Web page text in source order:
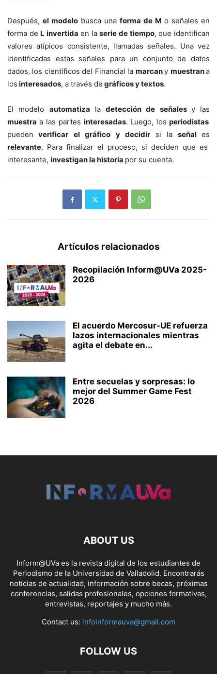
Después,el modelo busca una forma de M o señales en
forma de L invertida en laserie de tiempo, que identifican
valores atípicos consistente, llamadas señales. Una vez
identificadas estas señales para un conjunto de datos
dados, los científicos del Financial la marcany muestrana
los interesados, a través de gráficos y textos.
El modelo automatiza la detección de señales y las
muestra a las partes interesadas. Luego, los periodistas
pueden verificar el gráfico y decidir si la señales
relevante. Para finalizar el proceso, si deciden que es
interesante, investigan la historia por su cuenta.
Artículos relacionados
Recopilación Inform@UVa 2025-
2026
El acuerdo Mercosur-UE refuerza
lazos internacionales mientras
agita el debate en...
Entre secuelas y sorpresas: lo
mejor del Summer Game Fest
2026
ABOUT US
Inform@UVa es la revista digital de los estudiantes de
Periodismo de la Universidad de Valladolid. Encontrarás
noticias de actualidad, información sobre becas, próximas
conferencias, salidas profesionales, opciones formativas,
entrevistas, reportajes y mucho más.
Contact us: infoinformauva@gmail.com
FOLLOW US